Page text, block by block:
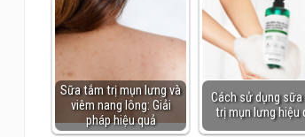
Sữa tắm trị mụn lưng và
viêm nang lông: Giải
pháp hiệu quả
Cách sử dụng
trị mụn lưng hiệu